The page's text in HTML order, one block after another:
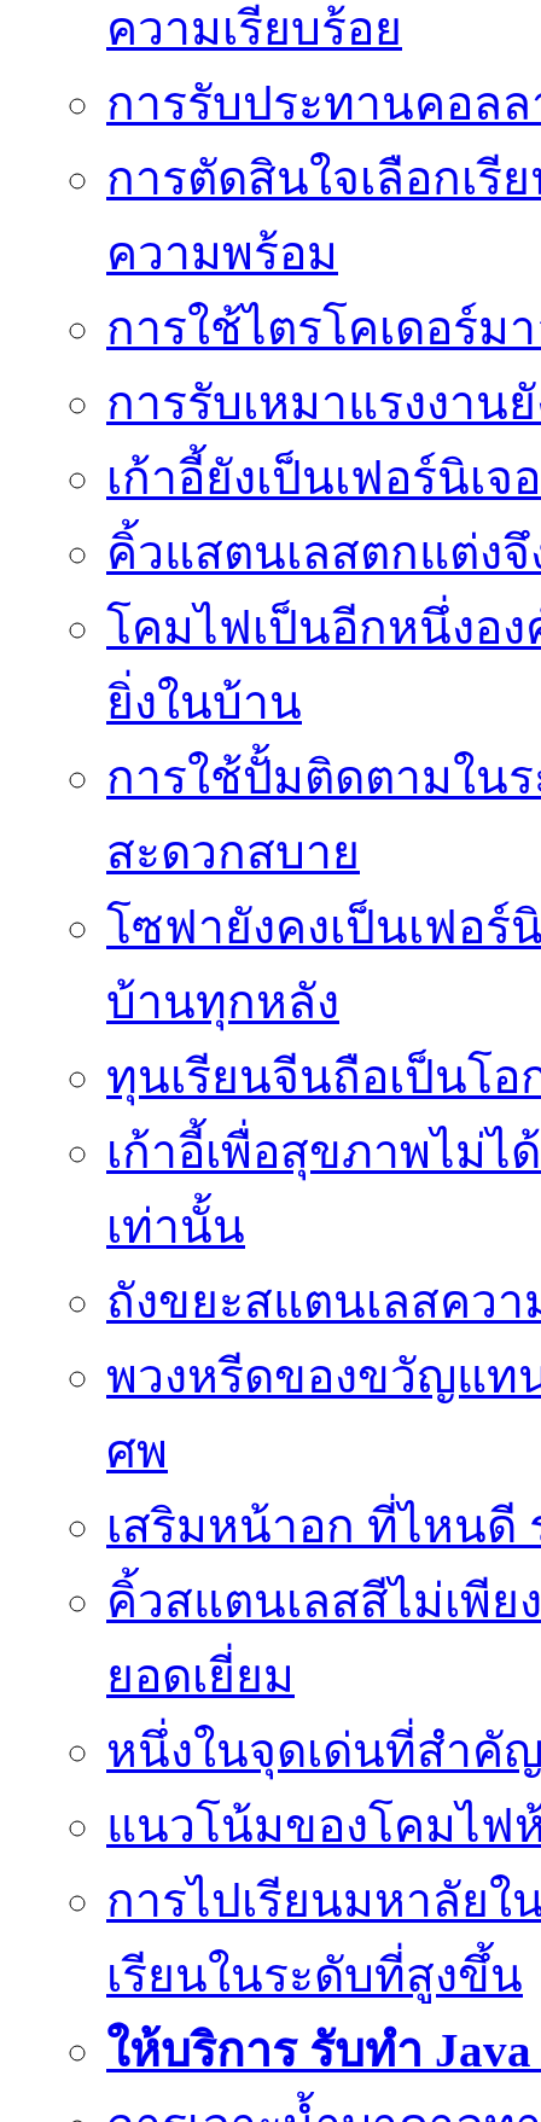
ความเรียบร้อย
การรับประทานคอลล
การตัดสินใจเลือกเรี
ความพร้อม
การใช้ไตรโคเดอร์ม
การรับเหมาแรงงา
เก้าอี้ยังเป็นเฟอร์นิเ
คิ้วแสตนเลสตกแต่ง
โคมไฟเป็นอีกหนึ่งอ
ยิ่งในบ้าน
การใช้ปั้มติดตามใน
สะดวกสบาย
โซฟายังคงเป็นเฟอร์
บ้านทุกหลัง
ทุนเรียนจีนถือเป็นโ
เก้าอี้เพื่อสุขภาพไม่
เท่านั้น
ถังขยะสแตนเลสคว
พวงหรีดของขวัญแท
ศพ
เสริมหน้าอก ที่ไหนดี
คิ้วสแตนเลสสีไม่เพี
ยอดเยี่ยม
หนึ่งในจุดเด่นที่สำคั
แนวโน้มของโคมไฟ
การไปเรียนมหาลัย
เรียนในระดับที่สูงขึ้น
ให้บริการ รับทำ